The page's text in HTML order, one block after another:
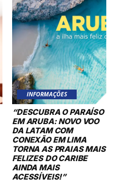
INFORMAÇÕES
“DESCUBRA O PARAÍSO
EM ARUBA: NOVO VOO
DA LATAM COM
CONEXÃO EM LIMA
TORNA AS PRAIAS MAIS
FELIZES DO CARIBE
AINDA MAIS
ACESSÍVEIS!”